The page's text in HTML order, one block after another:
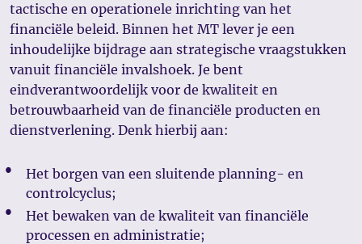
tactische en operationele inrichting van het
financiële beleid. Binnen het MT lever je een
inhoudelijke bijdrage aan strategische vraagstukken
vanuit financiële invalshoek. Je bent
eindverantwoordelijk voor de kwaliteit en
betrouwbaarheid van de financiële producten en
dienstverlening. Denk hierbij aan:
Het borgen van een sluitende planning- en
controlcyclus;
Het bewaken van de kwaliteit van financiële
processen en administratie;